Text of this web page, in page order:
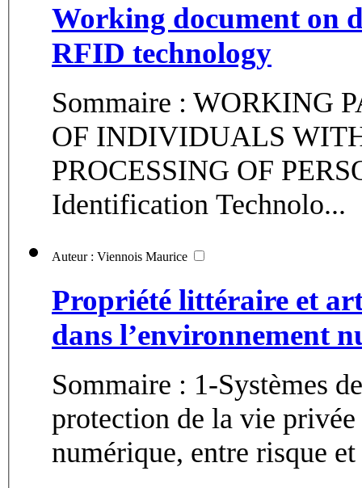
Working document on
RFID technology
Sommaire : WORKING
OF INDIVIDUALS
PROCESSING OF
Identification Technolo...
Auteur : Viennois Maurice
Propriété littéraire et
dans l’environnement
Sommaire : 1-Systèmes
protection de la vie privée 1.1-Les DRMS dans l’économie
numérique, entre risque et